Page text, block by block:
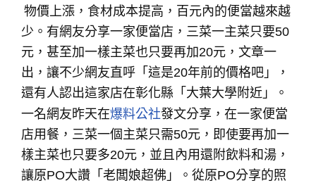
物價上漲，食材成本提高，百元內的便當越來越
少。有網友分享一家便當店，三菜一主菜只要50
元，甚至加一樣主菜也只要再加20元，文章一
出，讓不少網友直呼「這是20年前的價格吧」，
還有人認出這家店在彰化縣「大葉大學附近」。
一名網友昨天在爆料公社發文分享，在一家便當
店用餐，三菜一個主菜只需50元，即使要再加一
樣主菜也只要多20元，並且內用還附飲料和湯，
讓原PO大讚「老闆娘超佛」。從原PO分享的照